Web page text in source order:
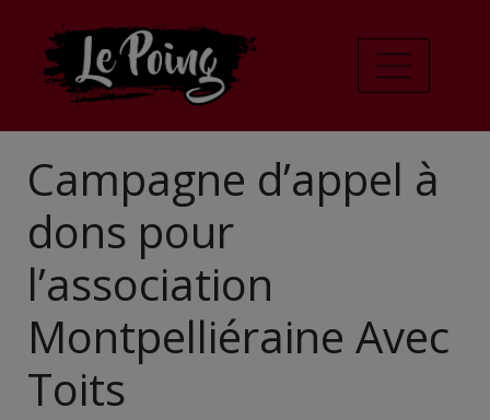
Campagne d’appel à
dons pour
l’association
Montpelliéraine Avec
Toits